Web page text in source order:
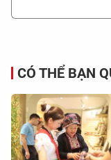
CÓ THỂ BẠN